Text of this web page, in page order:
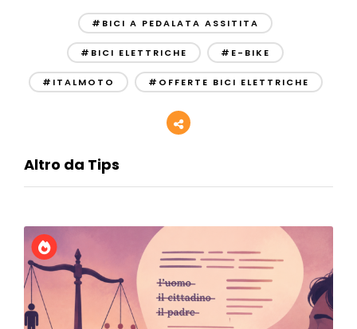
#BICI A PEDALATA ASSITITA
#BICI ELETTRICHE #E-BIKE
#ITALMOTO #OFFERTE BICI ELETTRICHE
Altro da Tips